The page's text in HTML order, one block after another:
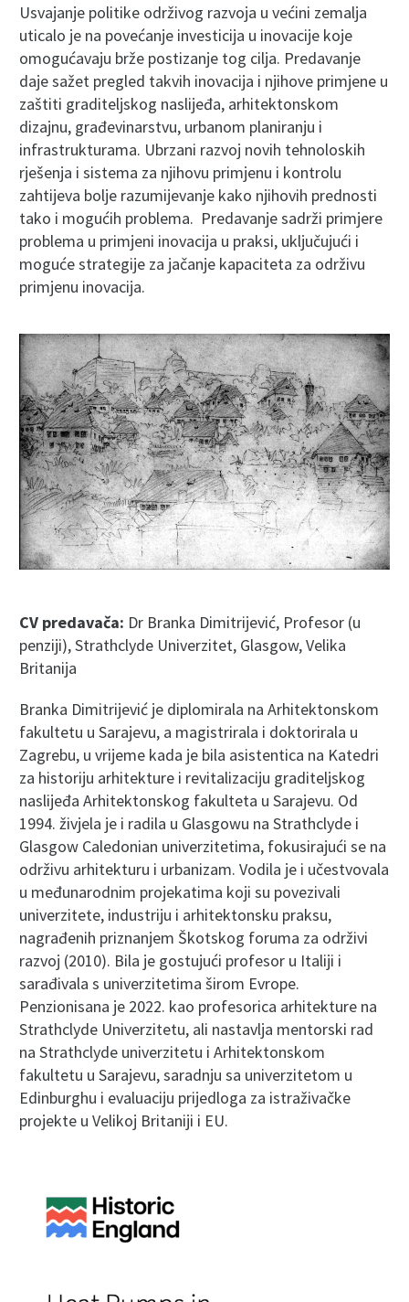
Usvajanje politike održivog razvoja u većini zemalja
uticalo je na povećanje investicija u inovacije koje
omogućavaju brže postizanje tog cilja. Predavanje
daje sažet pregled takvih inovacija i njihove primjene u
zaštiti graditeljskog naslijeđa, arhitektonskom
dizajnu, građevinarstvu, urbanom planiranju i
infrastrukturama. Ubrzani razvoj novih tehnoloskih
rješenja i sistema za njihovu primjenu i kontrolu
zahtijeva bolje razumijevanje kako njihovih prednosti
tako i mogućih problema. Predavanje sadrži primjere
problema u primjeni inovacija u praksi, uključujući i
moguće strategije za jačanje kapaciteta za održivu
primjenu inovacija.
CV predavača: Dr Branka Dimitrijević, Profesor (u
penziji), Strathclyde Univerzitet, Glasgow, Velika
Britanija
Branka Dimitrijević je diplomirala na Arhitektonskom
fakultetu u Sarajevu, a magistrirala i doktorirala u
Zagrebu, u vrijeme kada je bila asistentica na Katedri
za historiju arhitekture i revitalizaciju graditeljskog
naslijeđa Arhitektonskog fakulteta u Sarajevu. Od
1994. živjela je i radila u Glasgowu na Strathclyde i
Glasgow Caledonian univerzitetima, fokusirajući se na
održivu arhitekturu i urbanizam. Vodila je i učestvovala
u međunarodnim projekatima koji su povezivali
univerzitete, industriju i arhitektonsku praksu,
nagrađenih priznanjem Škotskog foruma za održivi
razvoj (2010). Bila je gostujući profesor u Italiji i
sarađivala s univerzitetima širom Evrope.
Penzionisana je 2022. kao profesorica arhitekture na
Strathclyde Univerzitetu, ali nastavlja mentorski rad
na Strathclyde univerzitetu i Arhitektonskom
fakultetu u Sarajevu, saradnju sa univerzitetom u
Edinburghu i evaluaciju prijedloga za istraživačke
projekte u Velikoj Britaniji i EU.